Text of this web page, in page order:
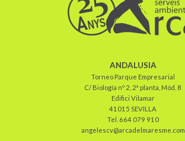
ANDALUSIA
Torneo Parque Empresarial
C/ Biología nº 2, 2ª planta, Mód. 8
Edifici Vilamar
41015 SEVILLA
Tel. 664 079 910
angelescv@arcadelmaresme.com